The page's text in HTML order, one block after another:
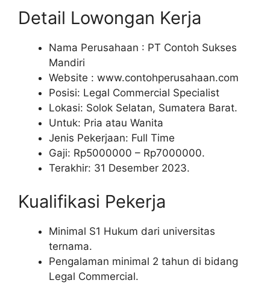
Detail Lowongan Kerja
Nama Perusahaan : PT Contoh Sukses
Mandiri
Website : www.contohperusahaan.com
Posisi: Legal Commercial Specialist
Lokasi: Solok Selatan, Sumatera Barat.
Untuk: Pria atau Wanita
Jenis Pekerjaan: Full Time
Gaji: Rp5000000 – Rp7000000.
Terakhir: 31 Desember 2023.
Kualifikasi Pekerja
Minimal S1 Hukum dari universitas
ternama.
Pengalaman minimal 2 tahun di bidang
Legal Commercial.